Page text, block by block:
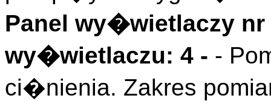
Panel wy�wietlaczy nr
wy�wietlaczu: 4 - -
ci�nienia. Zakres